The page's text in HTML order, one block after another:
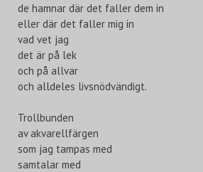
de hamnar där det faller dem in
eller där det faller mig in
vad vet jag
det är på lek
och på allvar
och alldeles livsnödvändigt.
Trollbunden
av akvarellfärgen
som jag tampas med
samtalar med